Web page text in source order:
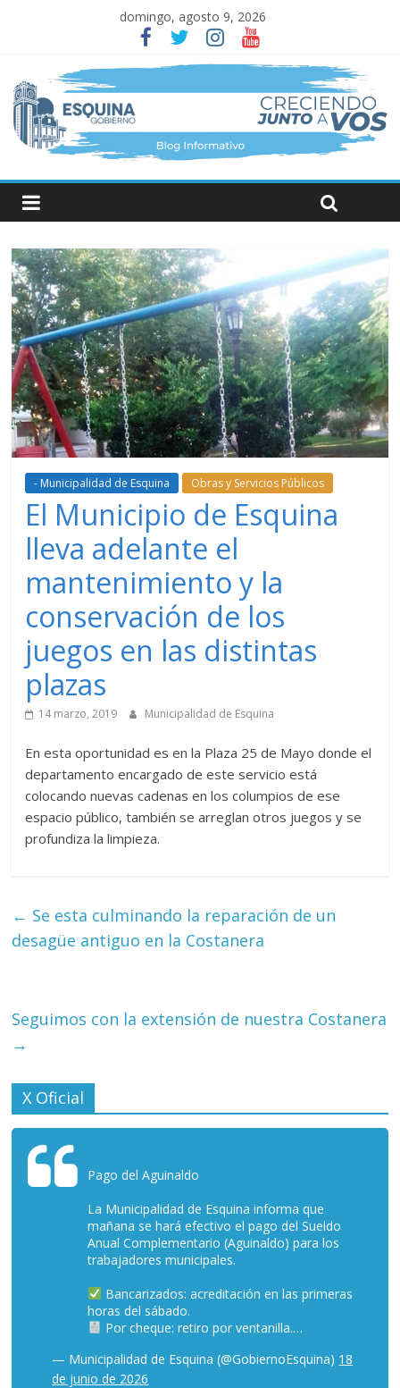
domingo, agosto 9, 2026
- Municipalidad de Esquina Obras y Servicios Públicos
El Municipio de Esquina
lleva adelante el
mantenimiento y la
conservación de los
juegos en las distintas
plazas
14 marzo, 2019 Municipalidad de Esquina
En esta oportunidad es en la Plaza 25 de Mayo donde el
departamento encargado de este servicio está
colocando nuevas cadenas en los columpios de ese
espacio público, también se arreglan otros juegos y se
profundiza la limpieza.
← Se esta culminando la reparación de un
desagüe antiguo en la Costanera
Seguimos con la extensión de nuestra Costanera
→
X Oficial
Pago del Aguinaldo
La Municipalidad de Esquina informa que
mañana se hará efectivo el pago del Sueldo
Anual Complementario (Aguinaldo) para los
trabajadores municipales.
Bancarizados: acreditación en las primeras
horas del sábado.
Por cheque: retiro por ventanilla.…
— Municipalidad de Esquina (@GobiernoEsquina) 18
de junio de 2026